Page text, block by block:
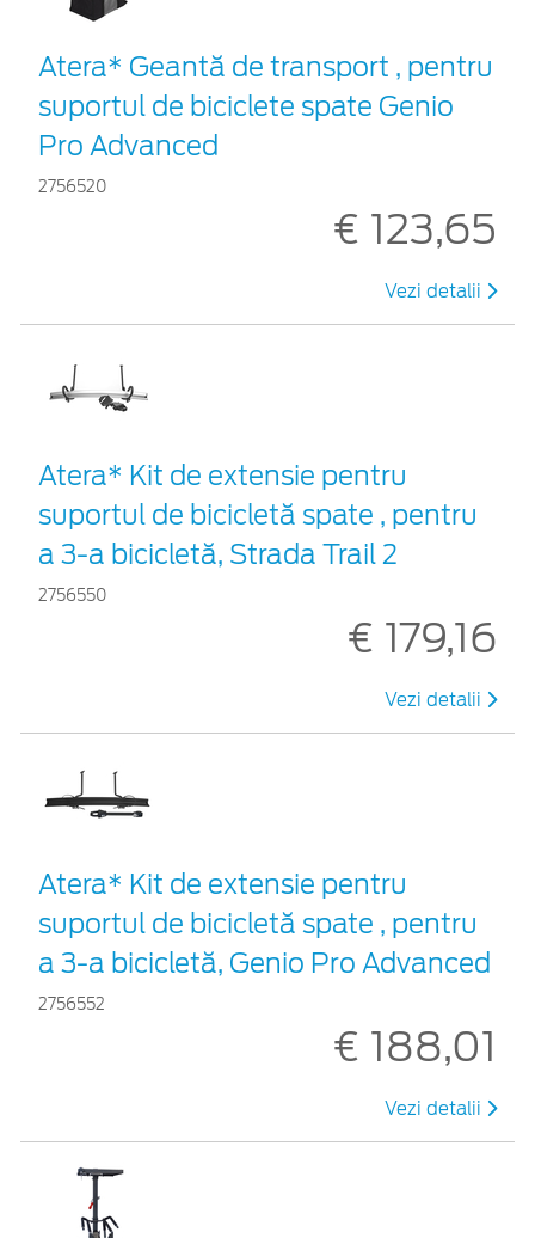
Atera* Geantă de transport , pentru
suportul de biciclete spate Genio
Pro Advanced
2756520
€ 123,65
Vezi detalii
Atera* Kit de extensie pentru
suportul de bicicletă spate , pentru
a 3-a bicicletă, Strada Trail 2
2756550
€ 179,16
Vezi detalii
Atera* Kit de extensie pentru
suportul de bicicletă spate , pentru
a 3-a bicicletă, Genio Pro Advanced
2756552
€ 188,01
Vezi detalii